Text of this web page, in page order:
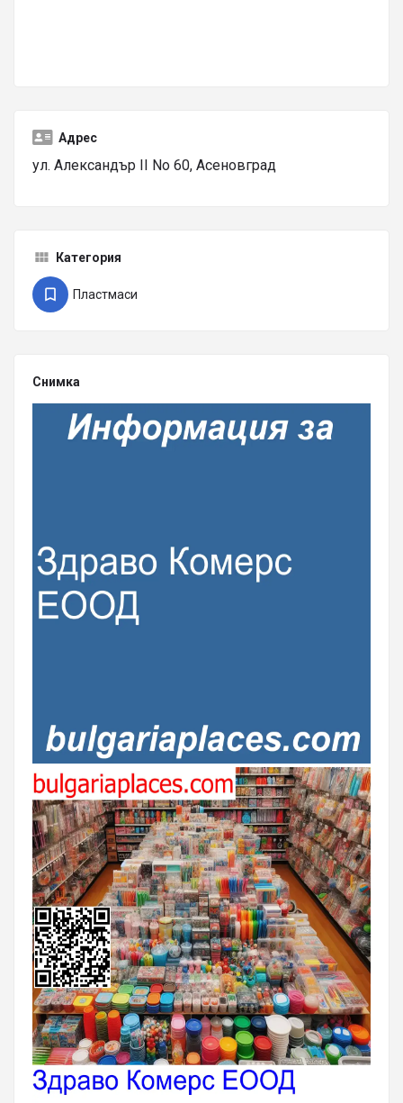
Адрес
ул. Александър II No 60, Асеновград
Категория
Пластмаси
Снимка